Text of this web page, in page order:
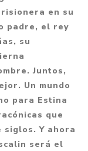
en su
padre, el rey
su
Juntos,
Un mundo
para Estina
que
siglos. Y ahora
será el